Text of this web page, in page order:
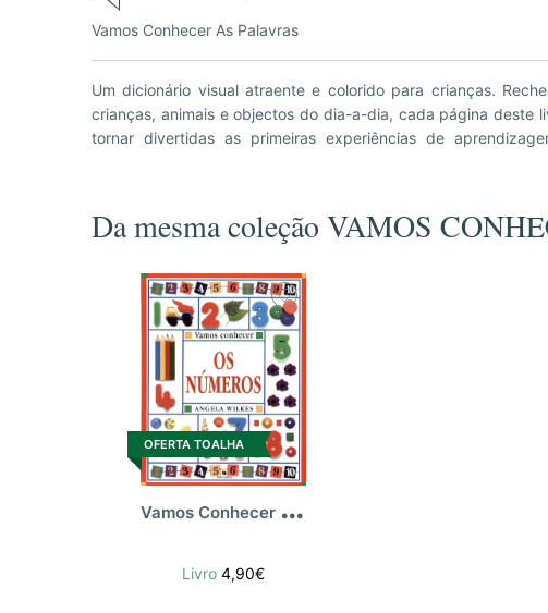
Vamos Conhecer As Palavras
Um dicionário visual atraente e colorido para crianças.
crianças, animais e objectos do dia-a-dia, cada página deste
tornar divertidas as primeiras experiências de
agrupadas em temas, que reflectem o quotidiano de uma
Da mesma coleção VAMOS
OFERTA TOALHA
V
amos Conhecer Os Numeros
Livro 4,90€